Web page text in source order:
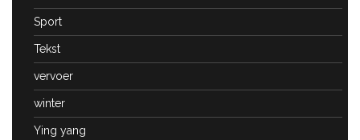
Sport
Tekst
vervoer
winter
Ying yang